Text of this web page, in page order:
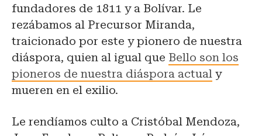
fundadores de 1811 y a Bolívar. Le
rezábamos al Precursor Miranda,
traicionado por este y pionero de nuestra
diáspora, quien al igual que Bello son los
pioneros de nuestra diáspora actual y
mueren en el exilio.
Le rendíamos culto a Cristóbal Mendoza,